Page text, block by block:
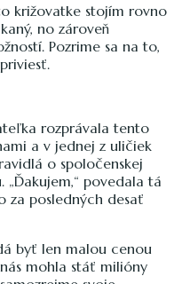
križovatke stojím rovno
no zároveň
Pozrime sa na to,
rozprávala tento
a v jednej z uličiek
o spoločenskej
povedala tá
za posledných desať
byť len malou cenou
mohla stáť milióny